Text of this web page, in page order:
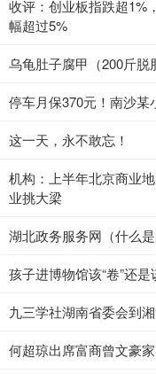
收评：创业板指跌超1%
幅超过5%
乌龟肚子腐甲（200斤
停车月保370元！南沙
这一天，永不敢忘！
机构：上半年北京商业
业挑大梁
湖北政务服务网（什么是
孩子进博物馆该“卷”还是
九三学社湖南省委会到
何超琼出席富商曾文豪